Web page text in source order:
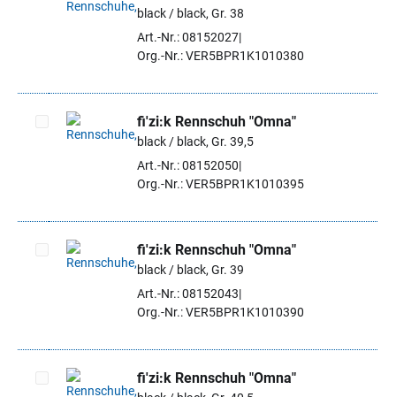
Artikel auswählen
black / black, Gr. 38
Art.-Nr.: 08152027
Org.-Nr.: VER5BPR1K1010380
Artikel auswählen
fi'zi:k Rennschuh "Omna"
black / black, Gr. 39,5
Art.-Nr.: 08152050
Org.-Nr.: VER5BPR1K1010395
Artikel auswählen
fi'zi:k Rennschuh "Omna"
black / black, Gr. 39
Art.-Nr.: 08152043
Org.-Nr.: VER5BPR1K1010390
fi'zi:k Rennschuh "Omna"